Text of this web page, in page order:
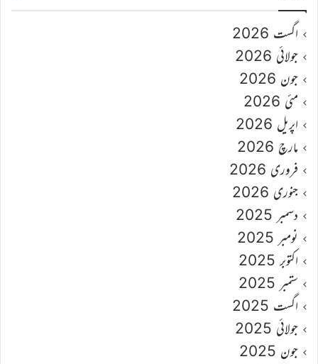
اگست 2026
جولائی 2026
جون 2026
مئی 2026
اپریل 2026
مارچ 2026
فروری 2026
جنوری 2026
دسمبر 2025
نومبر 2025
اکتوبر 2025
ستمبر 2025
اگست 2025
جولائی 2025
جون 2025